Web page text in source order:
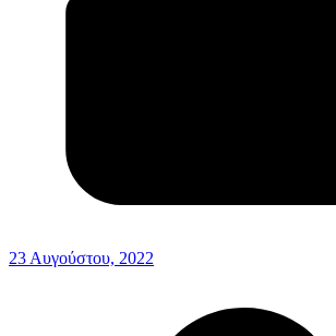
23 Αυγούστου, 2022